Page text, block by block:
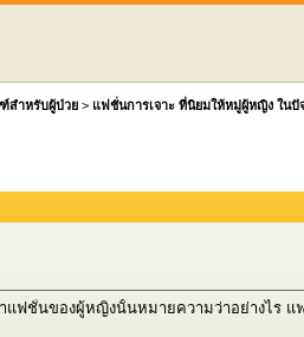
สำหรับผู้ป่วย > แฟชั่นการเจาะ ที่นิยมให้หมู่ผู้หญิง ในปั
ฟชั่นของผู้หญิงนั้นหมายความว่าอย่างไร